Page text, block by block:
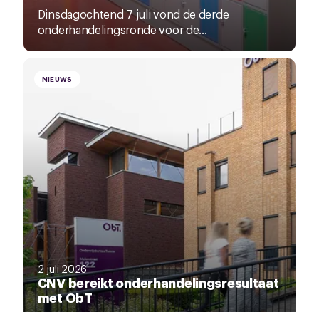
Dinsdagochtend 7 juli vond de derde
onderhandelingsronde voor de...
NIEUWS
2 juli 2026
CNV bereikt onderhandelingsresultaat
met ObT